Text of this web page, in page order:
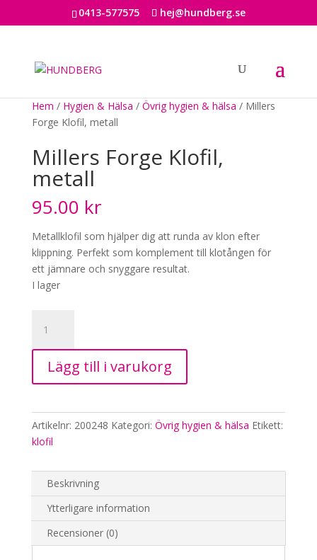
0413-577575 hej@hundberg.se
Hem / Hygien & Hälsa / Övrig hygien & hälsa / Millers
Forge Klofil, metall
Millers Forge Klofil,
metall
95.00 kr
Metallklofil som hjälper dig att runda av klon efter
klippning. Perfekt som komplement till klotången för
ett jämnare och snyggare resultat.
I lager
Forge
Klofil,
metall
mängd
Lägg till i varukorg
Artikelnr: 200248 Kategori: Övrig hygien & hälsa Etikett:
klofil
Beskrivning
Ytterligare information
Recensioner (0)